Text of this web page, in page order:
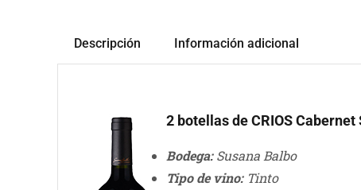
Descripción Información adicional
2 botellas de CRIOS Cabernet
Bodega:Susana Balbo
Tipo de vino: Tinto